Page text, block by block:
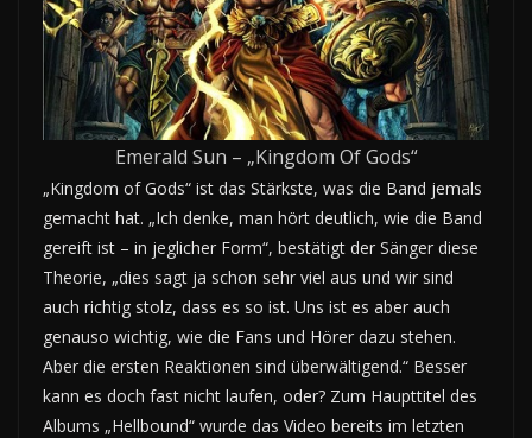
Emerald Sun – „Kingdom Of Gods“
„Kingdom of Gods“ ist das Stärkste, was die Band jemals
gemacht hat. „Ich denke, man hört deutlich, wie die Band
gereift ist – in jeglicher Form“, bestätigt der Sänger diese
Theorie, „dies sagt ja schon sehr viel aus und wir sind
auch richtig stolz, dass es so ist. Uns ist es aber auch
genauso wichtig, wie die Fans und Hörer dazu stehen.
Aber die ersten Reaktionen sind überwältigend.“ Besser
kann es doch fast nicht laufen, oder? Zum Haupttitel des
Albums „Hellbound“ wurde das Video bereits im letzten